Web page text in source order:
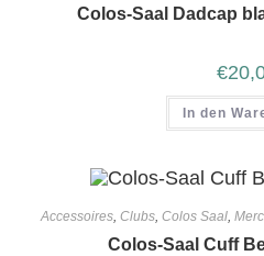
Colos-Saal Dadcap
€
In den
Accessoires, Clubs, Colos Saal,
Colos-Saal Cuff